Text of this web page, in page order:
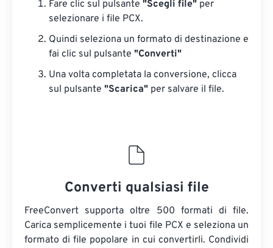
Fare clic sul pulsante "Scegli file" per
selezionare i file PCX.
Quindi seleziona un formato di destinazione e
fai clic sul pulsante "Converti"
Una volta completata la conversione, clicca
sul pulsante "Scarica" ​​per salvare il file.
Converti qualsiasi file
FreeConvert supporta oltre 500 formati di file.
Carica semplicemente i tuoi file PCX e seleziona un
formato di file popolare in cui convertirli. Condividi